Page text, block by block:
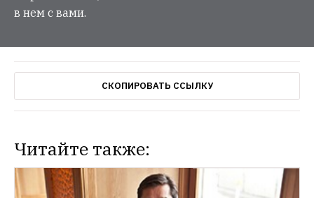
в нем с вами.
СКОПИРОВАТЬ ССЫЛКУ
Читайте также: